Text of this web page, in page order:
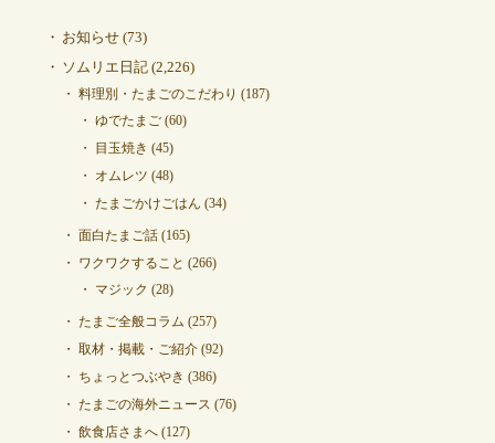
お知らせ(73)
ソムリエ日記(2,226)
料理別・たまごのこだわり (187)
ゆでたまご(60)
目玉焼き (45)
オムレツ (48)
たまごかけごはん (34)
面白たまご話(165)
ワクワクすること (266)
マジック (28)
たまご全般コラム (257)
取材・掲載・ご紹介(92)
ちょっとつぶやき (386)
たまごの海外ニュース (76)
飲食店さまへ(127)